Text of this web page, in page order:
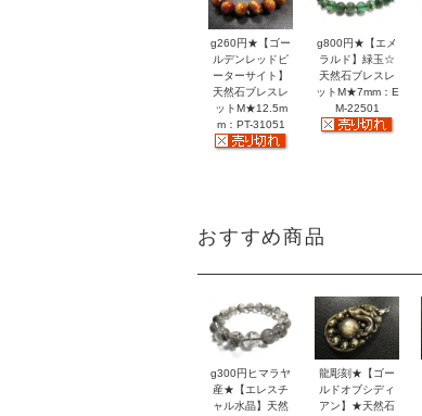
g260円★【ゴー
ルデンレッドピ
ーターサイト】
天然石ブレスレ
ットM★12.5m
m：PT-31051
g800円★【エメ
ラルド】緑玉☆
天然石ブレスレ
ットM★7mm：E
M-22501
おすすめ商品
g300円ヒマラヤ
産★【エレスチ
ャル水晶】天然
龍彫刻★【ゴー
ルドオブシディ
アン】★天然石